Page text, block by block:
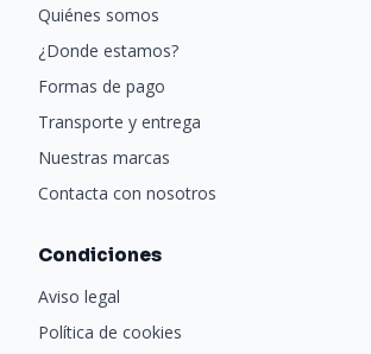
Quiénes somos
¿Donde estamos?
Formas de pago
Transporte y entrega
Nuestras marcas
Contacta con nosotros
Condiciones
Aviso legal
Política de cookies